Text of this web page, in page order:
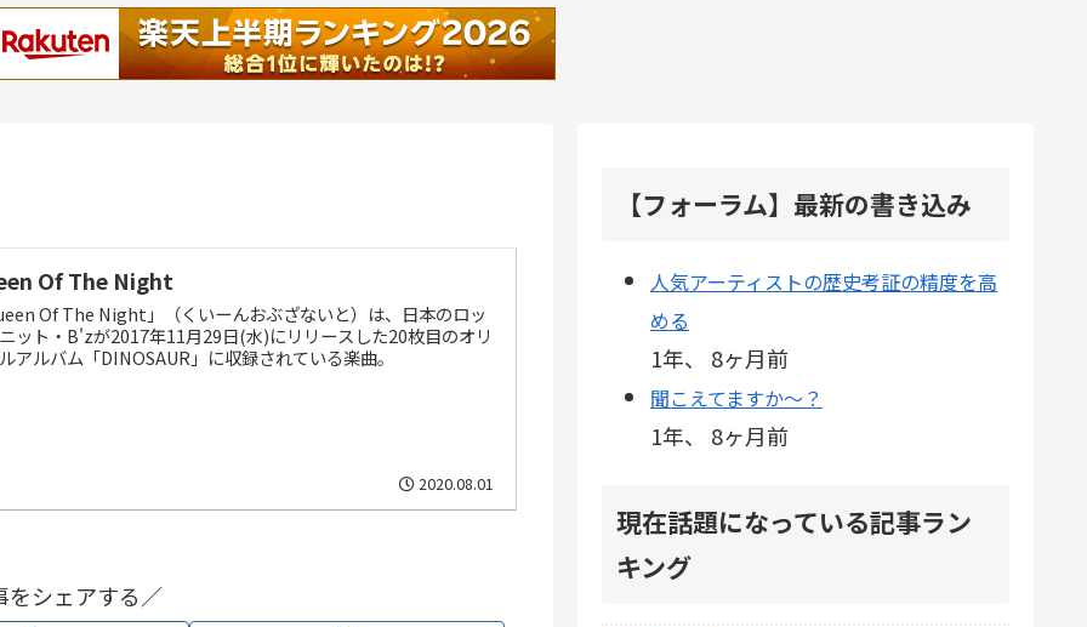
Of The Night
Of The Night」（くいーんおぶざないと）は、日本のロッ
ット・B'zが2017年11月29日(水)にリリースした20枚目のオリ
アルバム「DINOSAUR」に収録されている楽曲。
2020.08.01
をシェアする／
【フォーラム】最新の書き込み
人気アーティストの歴史考証の精度を高
める
1年、 8ヶ月前
聞こえてますか～？
1年、 8ヶ月前
現在話題になっている記事ラン
キング